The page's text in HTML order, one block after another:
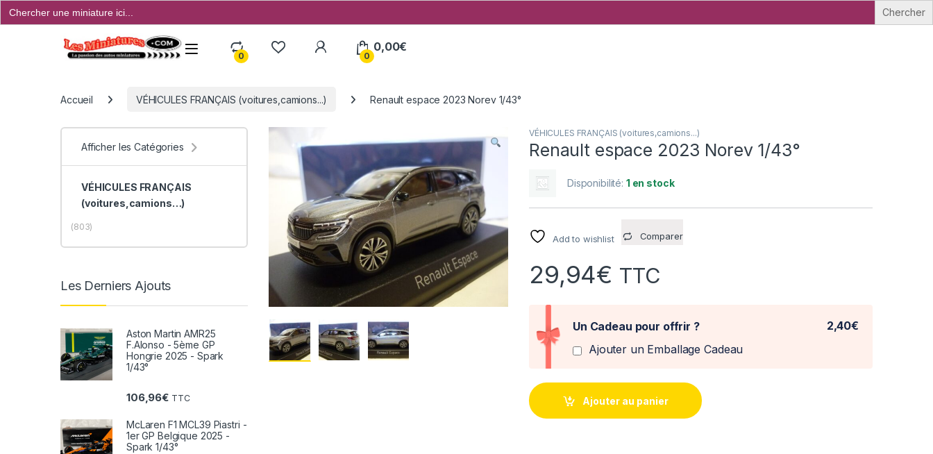
Search
for:
Open
0
My Account
0
0,00€
Accueil VÉHICULES FRANÇAIS (voitures,camions...) Renault espace 2023 Norev 1/43°
VÉHICULES FRANÇAIS (voitures,camions...)
Renault espace 2023 Norev 1/43°
Disponibilité: 1 en stock
Add to wishlist Comparer
29,94€ TTC
Un Cadeau pour offrir ?
Ajouter un Emballage Cadeau
2,40€
Ajouter au panier
Afficher les Catégories
VÉHICULES FRANÇAIS
(voitures,camions…)
(803)
Les Derniers Ajouts
Aston Martin AMR25
F.Alonso - 5ème GP
Hongrie 2025 - Spark
1/43°
106,96€ TTC
McLaren F1 MCL39 Piastri -
1er GP Belgique 2025 -
Spark 1/43°